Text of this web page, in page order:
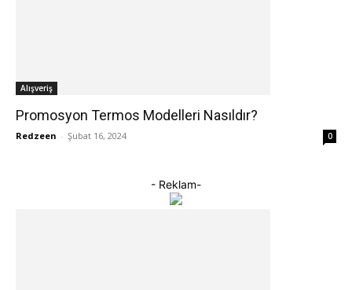
Alışveriş
Promosyon Termos Modelleri Nasıldır?
Redzeen - Şubat 16, 2024 0
- Reklam-